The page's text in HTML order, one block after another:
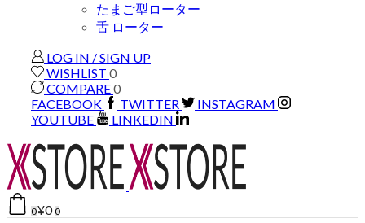
たまご型ローター
舌 ローター
LOG IN / SIGN UP
WISHLIST 0
COMPARE0
FACEBOOK
TWITTER
INSTAGRAM
YOUTUBE
LINKEDIN
0¥0 0